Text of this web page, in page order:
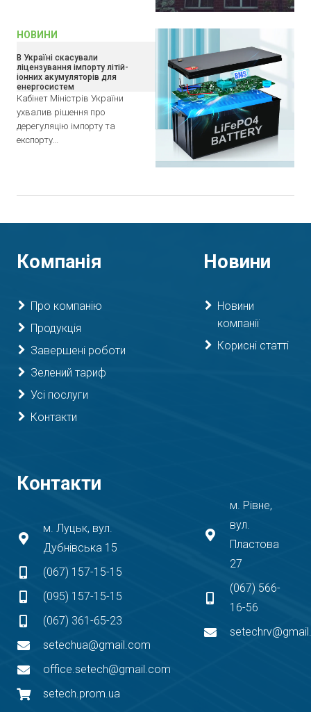
НОВИНИ
В Україні скасували
ліцензування імпорту літій-
іонних акумуляторів для
енергосистем
Кабінет Міністрів України
ухвалив рішення про
дерегуляцію імпорту та
експорту…
Компанія
Про компанію
Продукція
Завершені роботи
Зелений тариф
Усі послуги
Контакти
Новини
Новини
компанії
Корисні статті
Контакти
м. Луцьк, вул.
Дубнівська 15
(067) 157-15-15
(095) 157-15-15
(067) 361-65-23
setechua@gmail.com
office.setech@gmail.com
setech.prom.ua
м. Рівне,
вул.
Пластова
27
(067) 566-
16-56